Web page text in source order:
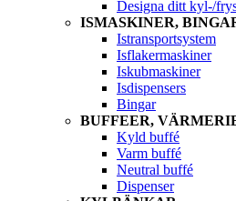
Designa ditt kyl-/
ISMASKINER,
Istransportsystem
Isflakermaskiner
Iskubmaskiner
Isdispensers
Bingar
BUFFEER,
Kyld buffé
Varm buffé
Neutral buffé
Dispenser